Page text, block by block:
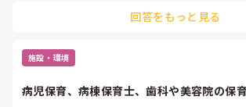
回答をもっと見る
施設・環境
病児保育、病棟保育士、歯科や美容院の保